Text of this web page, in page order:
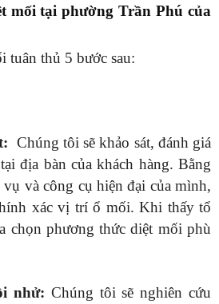
mối tại phường Trần Phú của
tuân thủ 5 bước sau:
Chúng tôi sẽ khảo sát, đánh giá
địa bàn của khách hàng. Bằng
vụ và công cụ hiện đại của mình,
xác vị trí ổ mối. Khi thấy tổ
chọn phương thức diệt mối phù
nhử: Chúng tôi sẽ nghiên cứu